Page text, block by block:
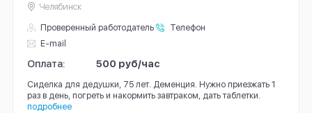
Проверенный работодатель
Телефон
E-mail
Челябинск
Оплата: 500 руб/час
Сиделка для дедушки, 75 лет. Деменция. Нужно приезжать 1
раз в день, погреть и накормить завтраком, дать таблетки.
подробнее